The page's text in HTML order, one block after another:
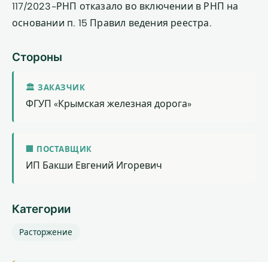
117/2023-РНП отказало во включении в РНП на
основании п. 15 Правил ведения реестра.
Стороны
🏛 ЗАКАЗЧИК
ФГУП «Крымская железная дорога»
🏢 ПОСТАВЩИК
ИП Бакши Евгений Игоревич
Категории
Расторжение